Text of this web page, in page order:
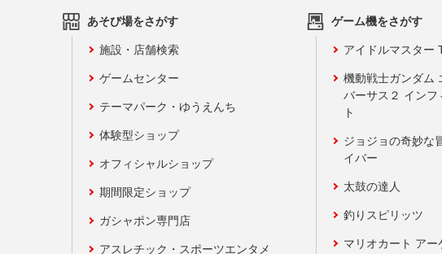
あそび場をさがす
施設・店舗検索
ゲームセンター
テーマパーク・ゆうえんち
体験型ショップ
オフィシャルショップ
期間限定ショップ
ガシャポン専門店
アスレチック・スポーツエンタメ
ゲーム機をさがす
アイドルマスター
機動戦士ガンダム
バーサス２ インフ
ト
ジョジョの奇妙な
イバー
太鼓の達人
釣りスピリッツ
マリオカート ア